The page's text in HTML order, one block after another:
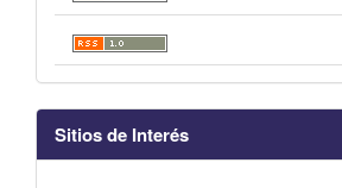
Sitios de Interés